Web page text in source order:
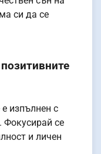
си да се
изпълнен с
Фокусирай се
и личен